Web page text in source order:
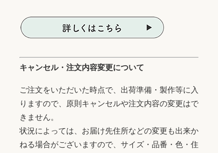
キャンセル・注文内容変更について
ご注文をいただいた時点で、出荷準備・製作等に入
りますので、原則キャンセルや注文内容の変更はで
きません。
状況によっては、お届け先住所などの変更も出来か
ねる場合がございますので、サイズ・品番・色・住